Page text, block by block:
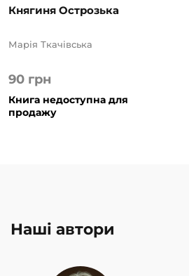
Княгиня Острозька
90 грн
Марія Ткачівська
Книга недоступна для
продажу
Наші автори